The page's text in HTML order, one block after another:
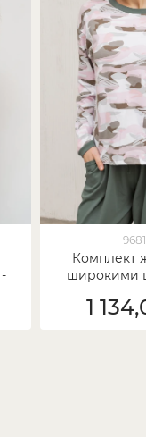
Комплект
широкими
1